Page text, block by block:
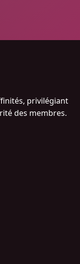
privilégiant
des membres.